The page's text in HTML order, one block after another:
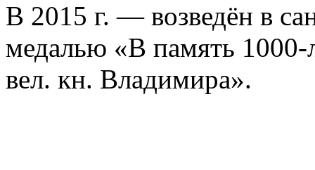
В 2015 г. — возведён в
медалью «В память 1000-
вел. кн. Владимира».